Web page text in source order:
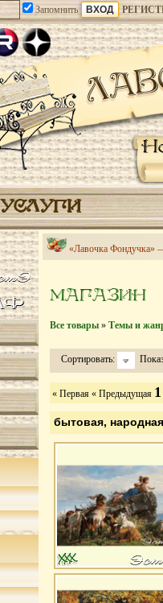
Запомнить
«Лавочка Фондучка»
МАГАЗИН
Все товары » Темы и
Сортировать:
« Первая « Предыдущая 1
бытовая, народная